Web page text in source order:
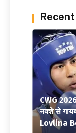
CWG
नक्शे से
Lovlina